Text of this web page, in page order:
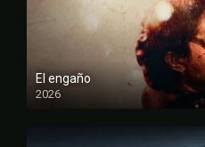
El engaño
2026
FULL HD